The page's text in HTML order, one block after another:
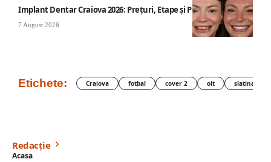
Implant Dentar Craiova 2026: Preţuri, Etape şi Plata în Rate
7 August 2026
Etichete: Craiova fotbal cover 2 olt slatina
Redacție
Acasa